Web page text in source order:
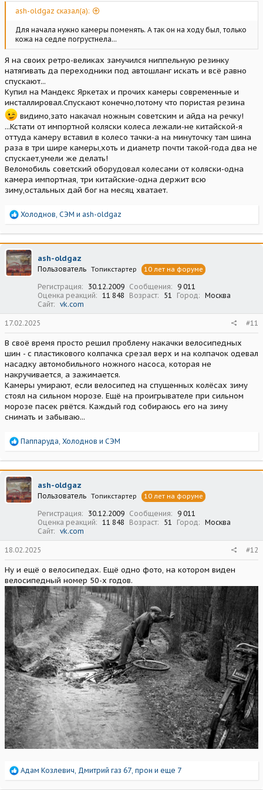
ash-oldgaz сказал(а):
Для начала нужно камеры поменять. А так он на ходу был, только
кожа на седле погрустнела...
Я на своих ретро-великах замучился ниппельную резинку
натягивать да переходники под автошланг искать и всё равно
спускают...
Купил на Мандекс Яркетах и прочих камеры современные и
инсталлировал.Спускают конечно,потому что пористая резина
видимо,зато накачал ножным советским и айда на речку!
...Кстати от импортной коляски колеса лежали-не китайской-я
оттуда камеру вставил в колесо тачки-а на минуточку там шина
раза в три шире камеры,хоть и диаметр почти такой-года два не
спускает,умели же делать!
Веломобиль советский оборудовал колесами от коляски-одна
камера импортная, три китайские-одна держит всю
зиму,остальных дай бог на месяц хватает.
Р
а
к
ц
и
и
Холоднов СЭМ и ash-oldgaz
ash-oldgaz
Пользователь Топикстартер 10 лет на форуме
Регистрация 30.12.2009 Сообщения
9 011
Оценка реакций
11 848 Возраст 51 Город
Москва
Сайт
vk.com
17.02.2025 #11
В своё время просто решил проблему накачки велосипедных
шин - с пластикового колпачка срезал верх и на колпачок одевал
насадку автомобильного ножного насоса, которая не
накручивается, а зажимается.
Камеры умирают, если велосипед на спущенных колёсах зиму
стоял на сильном морозе. Ещё на проигрывателе при сильном
морозе пасек рвётся. Каждый год собираюсь его на зиму
снимать и забываю...
Р
а
к
ц
и
и
Паппаруда Холоднов и СЭМ
ash-oldgaz
Пользователь Топикстартер 10 лет на форуме
Регистрация 30.12.2009 Сообщения
9 011
Оценка реакций
11 848 Возраст 51 Город
Москва
Сайт
vk.com
18.02.2025 #12
Ну и ещё о велосипедах. Ещё одно фото, на котором виден
велосипедный номер 50-х годов.
Р
Адам Козлевич, Дмитрий газ 67, прон и еще 7